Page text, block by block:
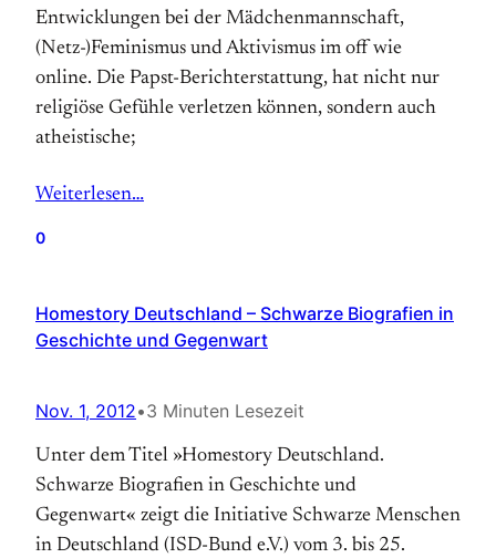
Entwicklungen bei der Mädchenmannschaft,
(Netz-)Feminismus und Aktivismus im off wie
online. Die Papst-Berichterstattung, hat nicht nur
religiöse Gefühle verletzen können, sondern auch
atheistische;
Weiterlesen…
0
Homestory Deutschland – Schwarze Biografien in
Geschichte und Gegenwart
Nov. 1, 2012•3 Minuten Lesezeit
Unter dem Titel »Homestory Deutschland.
Schwarze Biograﬁen in Geschichte und
Gegenwart« zeigt die Initiative Schwarze Menschen
in Deutschland (ISD-Bund e.V.) vom 3. bis 25.